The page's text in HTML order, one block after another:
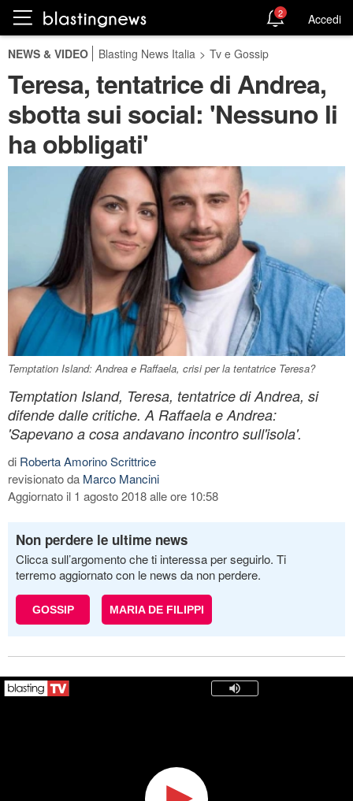
2 Accedi
NEWS & VIDEO Blasting News Italia > Tv e Gossip
Teresa, tentatrice di Andrea,
sbotta sui social: 'Nessuno li
ha obbligati'
Temptation Island: Andrea e Raffaela, crisi per la tentatrice Teresa?
Temptation Island, Teresa, tentatrice di Andrea, si
difende dalle critiche. A Raffaela e Andrea:
'Sapevano a cosa andavano incontro sull'isola'.
di Roberta Amorino Scrittrice
revisionato da Marco Mancini
Aggiornato il 1 agosto 2018 alle ore 10:58
Non perdere le ultime news
Clicca sull’argomento che ti interessa per seguirlo. Ti
terremo aggiornato con le news da non perdere.
GOSSIP MARIA DE FILIPPI